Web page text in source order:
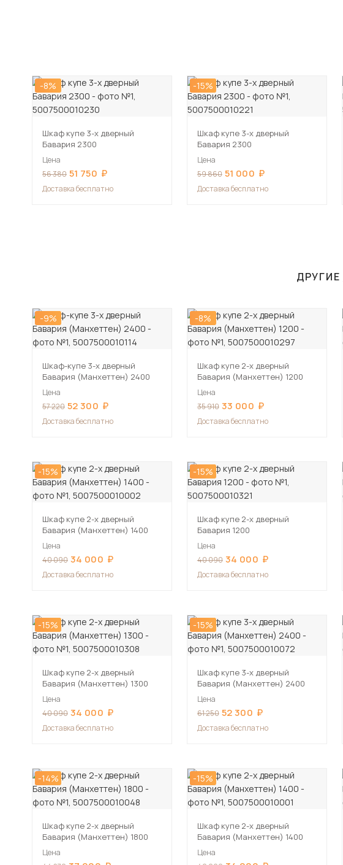
-8%
Шкаф купе 3-х дверный
Бавария 2300
Цена
56 380 51 750
Доставка бесплатно
-15%
Шкаф купе 3-х дверный
Бавария 2300
Цена
59 860 51 000
Доставка бесплатно
ДРУГИЕ
-9%
Шкаф-купе 3-х дверный
Бавария (Манхеттен) 2400
Цена
57 220 52 300
Доставка бесплатно
-8%
Шкаф купе 2-х дверный
Бавария (Манхеттен) 1200
Цена
35 910 33 000
Доставка бесплатно
-15%
Шкаф купе 2-х дверный
Бавария (Манхеттен) 1400
Цена
40 090 34 000
Доставка бесплатно
-15%
Шкаф купе 2-х дверный
Бавария 1200
Цена
40 090 34 000
Доставка бесплатно
-15%
Шкаф купе 2-х дверный
Бавария (Манхеттен) 1300
Цена
40 090 34 000
Доставка бесплатно
-15%
Шкаф купе 3-х дверный
Бавария (Манхеттен) 2400
Цена
61 250 52 300
Доставка бесплатно
-14%
Шкаф купе 2-х дверный
Бавария (Манхеттен) 1800
Цена
-15%
Шкаф купе 2-х дверный
Бавария (Манхеттен) 1400
Цена